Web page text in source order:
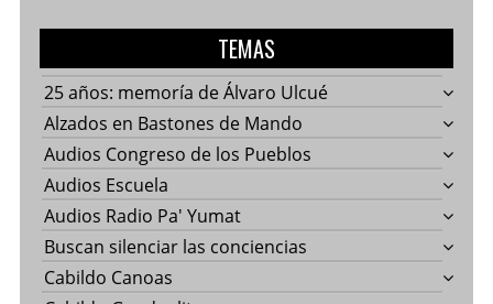
TEMAS
25 años: memoría de Álvaro Ulcué
Alzados en Bastones de Mando
Audios Congreso de los Pueblos
Audios Escuela
Audios Radio Pa' Yumat
Buscan silenciar las conciencias
Cabildo Canoas